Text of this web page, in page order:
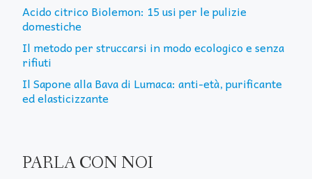
Acido citrico Biolemon: 15 usi per le pulizie
domestiche
Il metodo per struccarsi in modo ecologico e senza
rifiuti
Il Sapone alla Bava di Lumaca: anti-età, purificante
ed elasticizzante
PARLA CON NOI